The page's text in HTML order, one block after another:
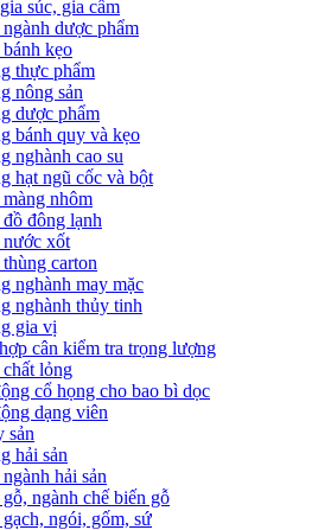
súc, gia cầm
dược phẩm
kẹo
thực phẩm
nông sản
dược phẩm
bánh quy và kẹo
nghành cao su
hạt ngũ cốc và bột
nhôm
đông lạnh
xốt
carton
nghành may mặc
nghành thủy tinh
gia vị
cân kiểm tra trọng lượng
lỏng
cổ họng cho bao bì dọc
dạng viên
sản
hải sản
hải sản
ngành chế biến gỗ
ngói, gốm, sứ